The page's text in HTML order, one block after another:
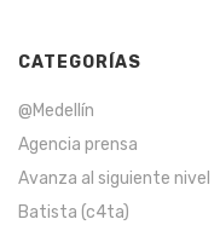
CATEGORÍAS
@Medellín
Agencia prensa
Avanza al siguiente nivel
Batista (c4ta)